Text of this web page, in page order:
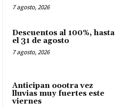
7 agosto, 2026
Descuentos al 100%, hasta
el 31 de agosto
7 agosto, 2026
Anticipan oootra vez
lluvias muy fuertes este
viernes